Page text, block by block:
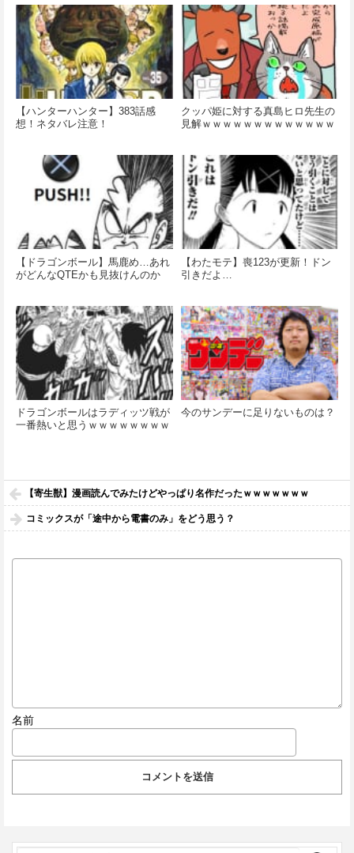
【ハンターハンター】383話感
想！ネタバレ注意！
クッパ姫に対する真島ヒロ先生の
見解ｗｗｗｗｗｗｗｗｗｗｗｗｗ
【ドラゴンボール】馬鹿め…あれ
がどんなQTEかも見抜けんのか
【わたモテ】喪123が更新！ドン
引きだよ…
ドラゴンボールはラディッツ戦が
一番熱いと思うｗｗｗｗｗｗｗｗ
今のサンデーに足りないものは？
【寄生獣】漫画読んでみたけどやっぱり名作だったｗｗｗｗｗｗｗ
コミックスが「途中から電書のみ」をどう思う？
名前